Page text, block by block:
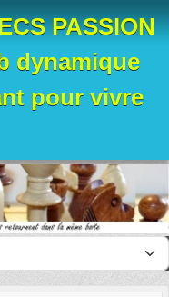
PASSION
dynamique
pour vivre